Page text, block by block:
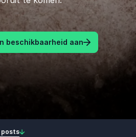
beschikbaarheid aan
posts